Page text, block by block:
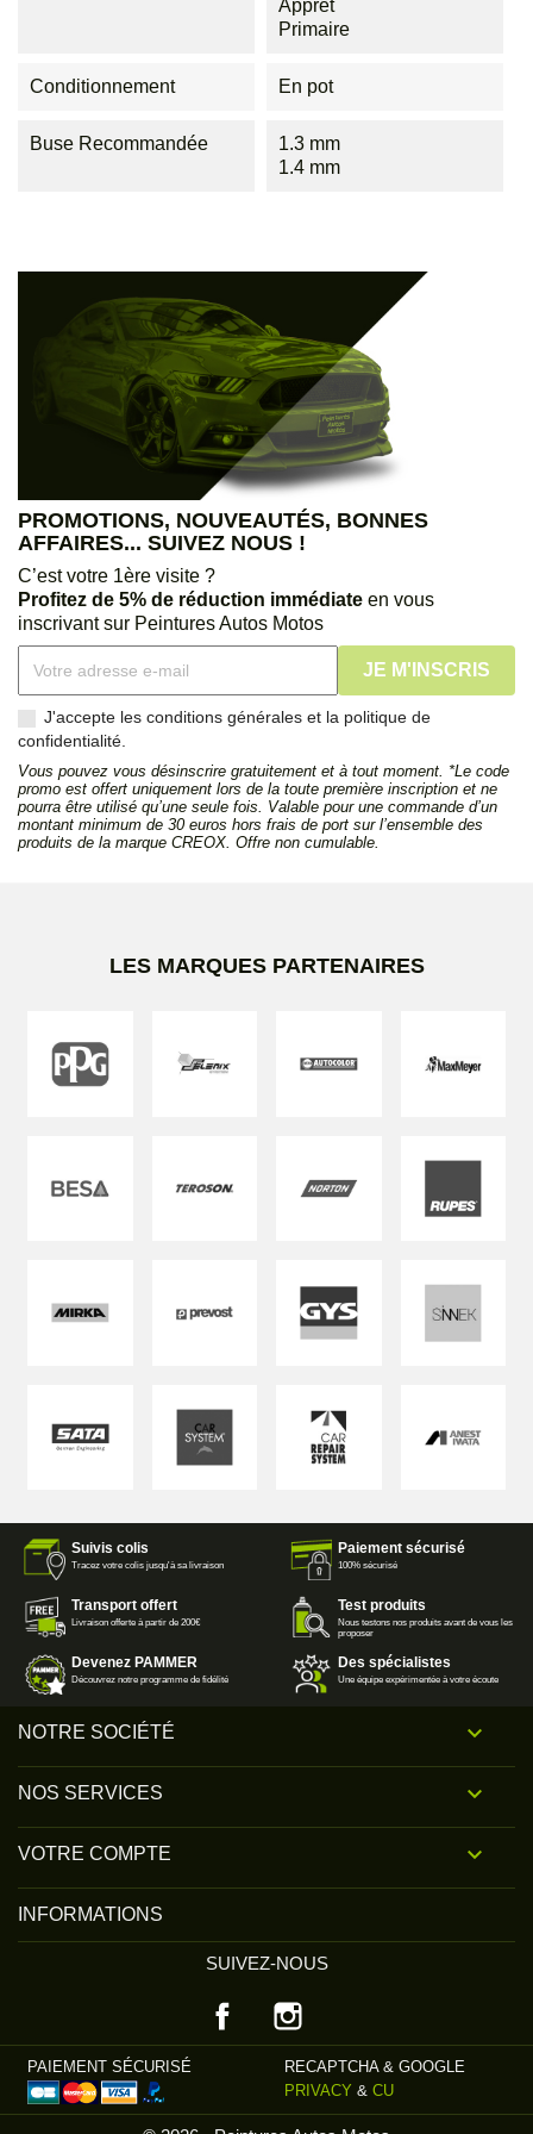
Apprêt
Primaire
Conditionnement En pot
Buse Recommandée
1.3 mm
1.4 mm
PROMOTIONS, NOUVEAUTÉS, BONNES
AFFAIRES... SUIVEZ NOUS !
C’est votre 1ère visite ?
Profitez de 5% de réduction immédiate en vous
inscrivant sur Peintures Autos Motos
J'accepte les conditions générales et la politique de
confidentialité.
Vous pouvez vous désinscrire gratuitement et à tout moment. *Le code
promo est offert uniquement lors de la toute première inscription et ne
pourra être utilisé qu’une seule fois. Valable pour une commande d’un
montant minimum de 30 euros hors frais de port sur l’ensemble des
produits de la marque CREOX. Offre non cumulable.
LES MARQUES PARTENAIRES
Suivis colis
Tracez votre colis jusqu'à sa livraison
Paiement sécurisé
100% sécurisé
Transport offert
Livraison offerte à partir de 200€
Test produits
Nous testons nos produits avant de vous les
proposer
Devenez PAMMER
Découvrez notre programme de fidélité
Des spécialistes
Une équipe expérimentée à votre écoute
NOTRE SOCIÉTÉ 
NOS SERVICES 
VOTRE COMPTE 
INFORMATIONS
SUIVEZ-NOUS
Facebook
PAIEMENT SÉCURISÉ
RECAPTCHA & GOOGLE
PRIVACY & CU